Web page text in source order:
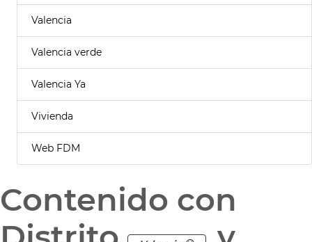
Valencia
Valencia verde
Valencia Ya
Vivienda
Web FDM
Contenido con